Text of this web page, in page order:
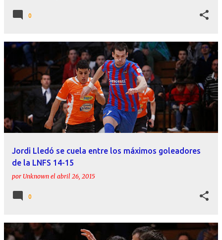
0
Jordi Lledó se cuela entre los máximos goleadores
de la LNFS 14-15
por Unknown el abril 26, 2015
0